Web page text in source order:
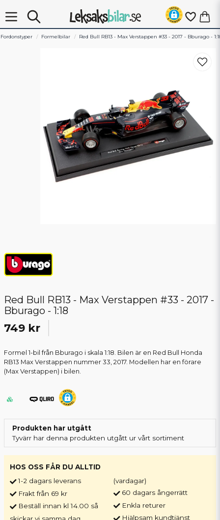
Fordonstyper Formelbilar Red Bull RB13 - Max Verstappen #33 - 2017 - Bburago -
Red Bull RB13 - Max Verstappen #33 - 2017 -
Bburago - 1:18
749 kr
Formel 1-bil från Bburago i skala 1:18. Bilen är en Red Bull Honda
RB13 Max Verstappen nummer 33, 2017. Modellen har en förare
(Max Verstappen) i bilen.
Produkten har utgått
Tyvärr har denna produkten utgått ur vårt sortiment
HOS OSS FÅR DU ALLTID
1-2 dagars leverans
Frakt från 69 kr
Beställ innan kl 14.00 så
skickar vi samma dag
(vardagar)
60 dagars ångerrätt
Enkla returer
Hjälpsam kundtjänst